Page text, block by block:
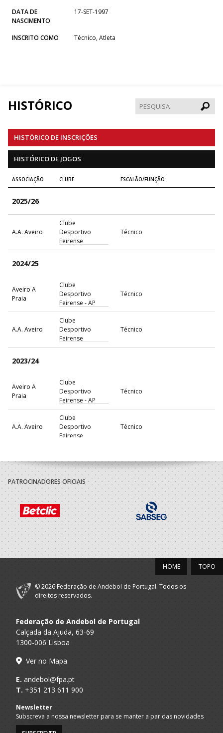
DATA DE
NASCIMENTO
17-SET-1997
INSCRITO COMO Técnico, Atleta
HISTÓRICO
HISTÓRICO DE INSCRIÇÕES
HISTÓRICO DE JOGOS
ASSOCIAÇÃO CLUBE ESCALÃO/FUNÇÃO
2025/26
A.A. Aveiro
Clube
Desportivo
Feirense
Técnico
2024/25
Aveiro A
Praia
Clube
Desportivo
Feirense - AP
Técnico
A.A. Aveiro
Clube
Desportivo
Feirense
Técnico
2023/24
Aveiro A
Praia
Clube
Desportivo
Feirense - AP
Técnico
A.A. Aveiro
Clube
Desportivo
Feirense
Técnico
A.A. Aveiro
Clube
Desportivo
Feirense
Técnico
2021/22
A.A. Aveiro
Clube
Desportivo
Feirense
Técnico
2020/21
Feirense
2019/20
Clube
Feirense
2018/19
Porto A
PATROCINADORES OFICIAIS
TOPO
HOME
© 2026 Federação de Andebol de Portugal. Todos os
direitos reservados.
Federação de Andebol de Portugal
Calçada da Ajuda, 63-69
1300-006 Lisboa
Ver no Mapa
E. andebol@fpa.pt
T. +351 213 611 900
Newsletter
Subscreva a nossa newsletter para se manter a par das novidades